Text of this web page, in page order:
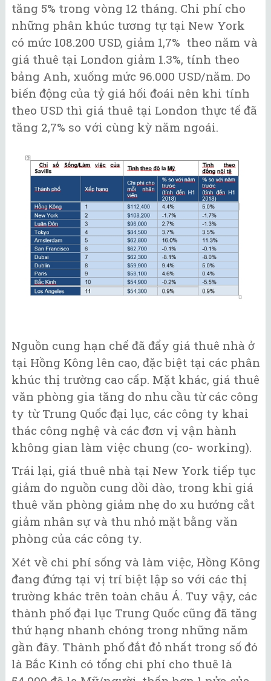
tăng 5% trong vòng 12 tháng. Chi phí cho
những phân khúc tương tự tại New York
có mức 108.200 USD, giảm 1,7% theo năm và
giá thuê tại London giảm 1.3%, tính theo
bảng Anh, xuống mức 96.000 USD/năm. Do
biến động của tỷ giá hối đoái nên khi tính
theo USD thì giá thuê tại London thực tế đã
tăng 2,7% so với cùng kỳ năm ngoái.
Nguồn cung hạn chế đã đẩy giá thuê nhà ở
tại Hồng Kông lên cao, đặc biệt tại các phân
khúc thị trường cao cấp. Mặt khác, giá thuê
văn phòng gia tăng do nhu cầu từ các công
ty từ Trung Quốc đại lục, các công ty khai
thác công nghệ và các đơn vị vận hành
không gian làm việc chung (co- working).
Trái lại, giá thuê nhà tại New York tiếp tục
giảm do nguồn cung dồi dào, trong khi giá
thuê văn phòng giảm nhẹ do xu hướng cắt
giảm nhân sự và thu nhỏ mặt bằng văn
phòng của các công ty.
Xét về chi phí sống và làm việc, Hồng Kông
đang đứng tại vị trí biệt lập so với các thị
trường khác trên toàn châu Á. Tuy vậy, các
thành phố đại lục Trung Quốc cũng đã tăng
thứ hạng nhanh chóng trong những năm
gần đây. Thành phố đắt đỏ nhất trong số đó
là Bắc Kinh có tổng chi phí cho thuê là